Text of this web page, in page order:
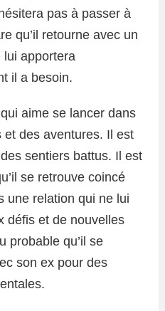
pas à passer à
qu’il retourne avec un
apportera
il a besoin.
aime se lancer dans
des aventures. Il est
sentiers battus. Il est
se retrouve coincé
une relation qui ne lui
défis et de nouvelles
probable qu’il se
son ex pour des